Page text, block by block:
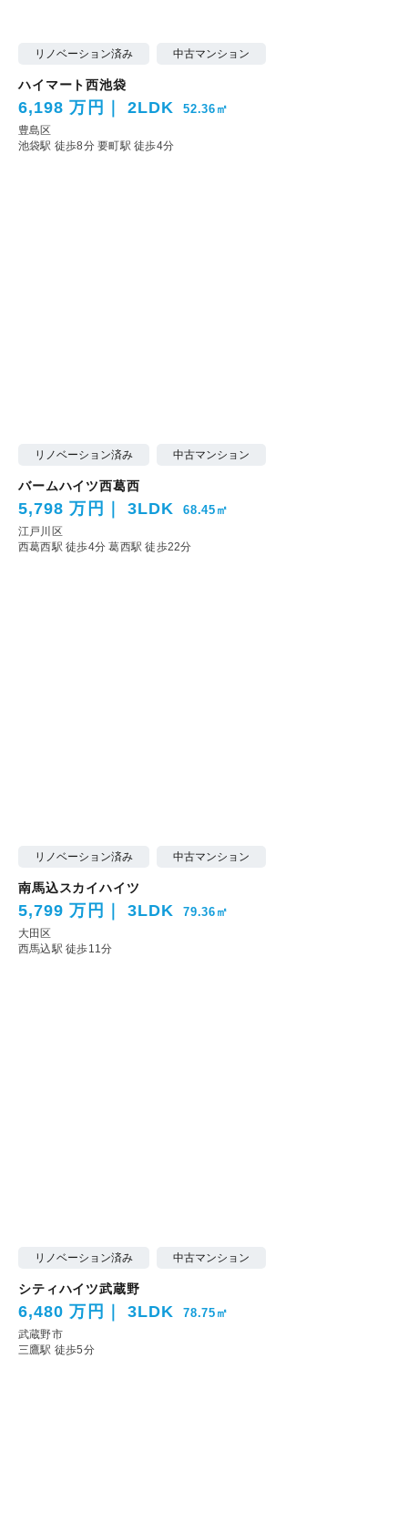
リノベーション済み 中古マンション
ハイマート西池袋
6,198 万円 2LDK 52.36㎡
豊島区
池袋駅 徒歩8分要町駅 徒歩4分
リノベーション済み 中古マンション
バームハイツ西葛西
5,798 万円 3LDK 68.45㎡
江戸川区
西葛西駅 徒歩4分葛西駅 徒歩22分
リノベーション済み 中古マンション
南馬込スカイハイツ
5,799 万円 3LDK 79.36㎡
大田区
西馬込駅 徒歩11分
リノベーション済み 中古マンション
シティハイツ武蔵野
6,480 万円 3LDK 78.75㎡
武蔵野市
三鷹駅 徒歩5分